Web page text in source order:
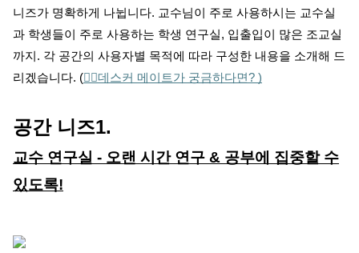
니즈가 명확하게 나뉩니다. 교수님이 주로 사용하시는 교수실
과 학생들이 주로 사용하는 학생 연구실, 입출입이 많은 조교실
까지. 각 공간의 사용자별 목적에 따라 구성한 내용을 소개해 드
리겠습니다. (👉🏻데스커 메이트가 궁금하다면? )
공간 니즈1.
교수 연구실 - 오랜 시간 연구 & 공부에 집중할 수
있도록!